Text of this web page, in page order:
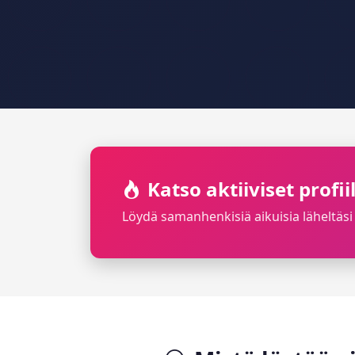
Katso aktiiviset
Löydä samanhenkisiä aikuisia